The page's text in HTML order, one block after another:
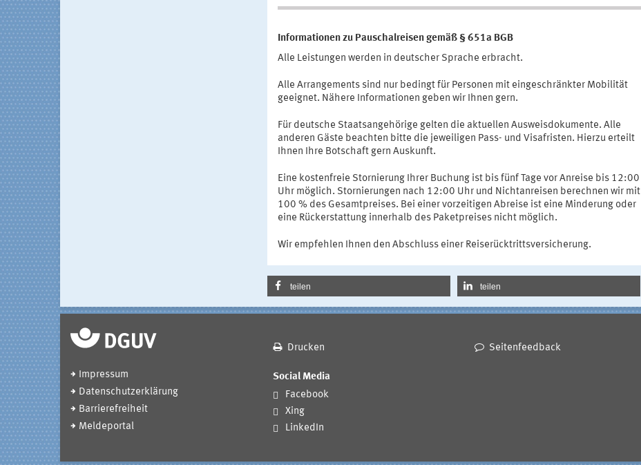
Informationen zu Pauschalreisen gemäß § 651a BGB
Alle Leistungen werden in deutscher Sprache erbracht.
Alle Arrangements sind nur bedingt für Personen mit eingeschränkter Mobilität
geeignet. Nähere Informationen geben wir Ihnen gern.
Für deutsche Staatsangehörige gelten die aktuellen Ausweisdokumente. Alle
anderen Gäste beachten bitte die jeweiligen Pass- und Visafristen. Hierzu erteilt
Ihnen Ihre Botschaft gern Auskunft.
Eine kostenfreie Stornierung Ihrer Buchung ist bis fünf Tage vor Anreise bis 12:00
Uhr möglich. Stornierungen nach 12:00 Uhr und Nichtanreisen berechnen wir mit
100 % des Gesamtpreises. Bei einer vorzeitigen Abreise ist eine Minderung oder
eine Rückerstattung innerhalb des Paketpreises nicht möglich.
Wir empfehlen Ihnen den Abschluss einer Reiserücktrittsversicherung.
teilen teilen
Drucken Seitenfeedback
Impressum
Datenschutzerklärung
Barrierefreiheit
Meldeportal
Social Media
Facebook
Xing
LinkedIn